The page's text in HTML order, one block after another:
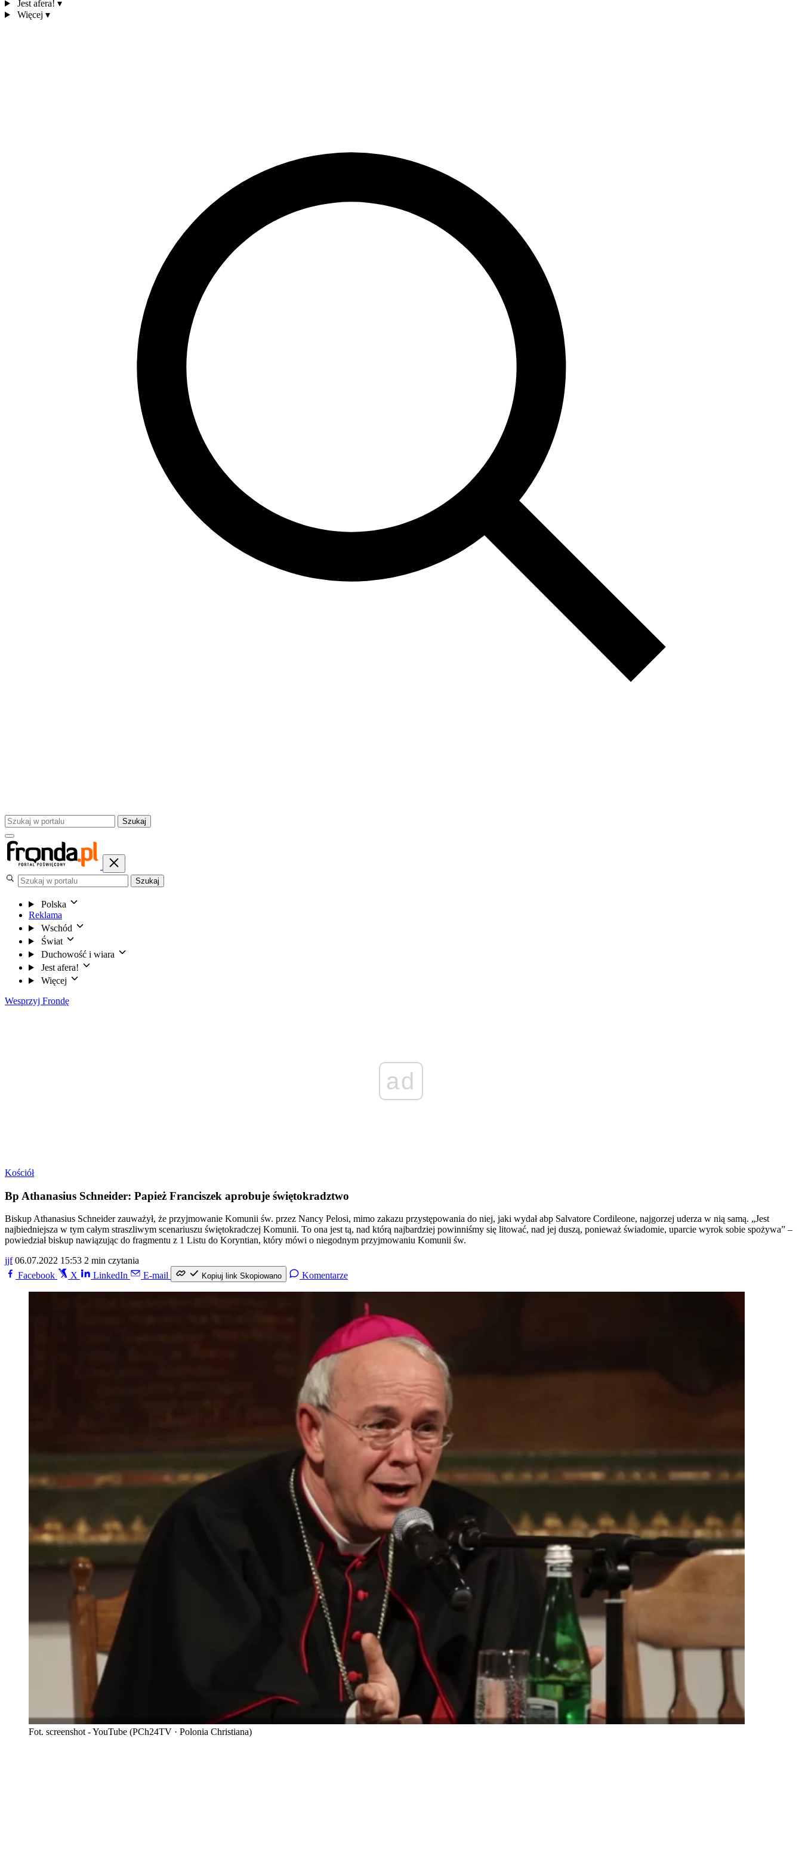
Jest afera! ▾
Więcej ▾
Szukaj
Szukaj
Polska
Reklama
Wschód
Świat
Duchowość i wiara
Jest afera!
Więcej
Wesprzyj Frondę
ad
Kościół
Bp Athanasius Schneider: Papież Franciszek aprobuje świętokradztwo
Biskup Athanasius Schneider zauważył, że przyjmowanie Komunii św. przez Nancy Pelosi, mimo zakazu przystępowania do niej, jaki wydał abp Salvatore Cordileone, najgorzej uderza w nią samą. „Jest
najbiedniejsza w tym całym straszliwym scenariuszu świętokradczej Komunii. To ona jest tą, nad którą najbardziej powinniśmy się litować, nad jej duszą, ponieważ świadomie, uparcie wyrok sobie spożywa” –
powiedział biskup nawiązując do fragmentu z 1 Listu do Koryntian, który mówi o niegodnym przyjmowaniu Komunii św.
jjf 06.07.2022 15:53 2 min czytania
Facebook
X LinkedIn E-mail Kopiuj link Skopiowano Komentarze
Fot. screenshot - YouTube (PCh24TV · Polonia Christiana)